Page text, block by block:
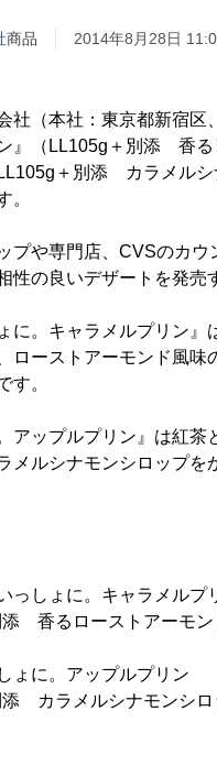
商品 2014年8月28日
社（本社：東京都新宿
』（LL105g＋別添 香る
＋別添 カラメル
。
プや専門店、CVSのカ
性の良いデザートを発売
に。キャラメルプリン
ローストアーモンド風
す。
アップルプリン』は紅
メルシナモンシロップを
っしょに。キャラメルプ
香るローストアーモン
ょに。アップルプリン
添 カラメルシナモンシロ